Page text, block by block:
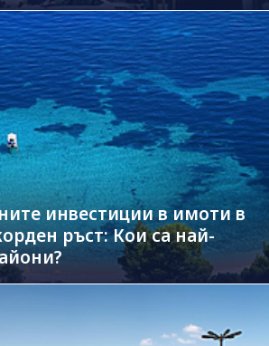
инвестиции в имоти в
ръст: Кои са най-